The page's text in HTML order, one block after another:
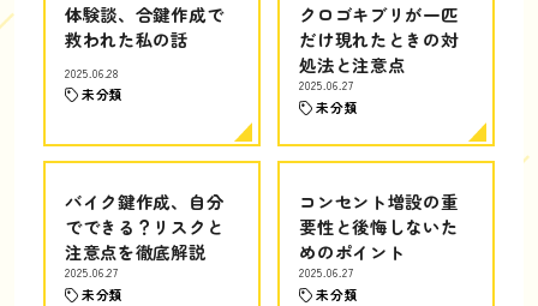
体験談、合鍵作成で
救われた私の話
2025.06.28
未分類
クロゴキブリが一匹
だけ現れたときの対
処法と注意点
2025.06.27
未分類
バイク鍵作成、自分
でできる？リスクと
注意点を徹底解説
2025.06.27
未分類
コンセント増設の重
要性と後悔しないた
めのポイント
2025.06.27
未分類